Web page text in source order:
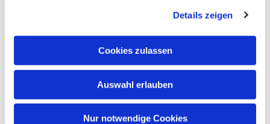
Details zeigen
Cookies zulassen
Auswahl erlauben
Nur notwendige Cookies